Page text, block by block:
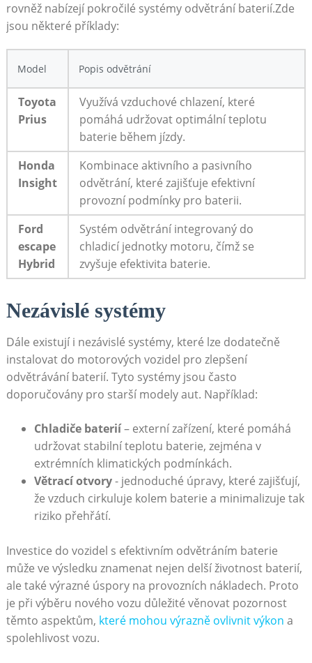
rovněž nabízejí pokročilé systémy ​odvětrání baterií.Zde‌
jsou některé příklady:
Model Popis odvětrání
Toyota
Prius
Využívá vzduchové chlazení, které
pomáhá udržovat optimální teplotu
baterie během jízdy.
Honda
Insight
Kombinace aktivního a pasivního
odvětrání, které zajišťuje efektivní
provozní podmínky pro baterii.
Ford
escape
Hybrid
Systém odvětrání integrovaný do
chladicí⁢ jednotky⁣ motoru, čímž se
zvyšuje efektivita baterie.
Nezávislé systémy
Dále existují i nezávislé systémy, které lze dodatečně
instalovat do motorových vozidel pro zlepšení
odvětrávání baterií. Tyto systémy‍ jsou⁢ často
doporučovány pro starší modely aut. Například:
Chladiče ‍baterií– externí zařízení, které⁤ pomáhá
udržovat ‌stabilní ‌teplotu baterie, zejména v
extrémních klimatických podmínkách.
Větrací otvory-⁤ jednoduché úpravy, které zajišťují,
že vzduch cirkuluje ‌kolem baterie a minimalizuje‌ tak
riziko přehřátí.
Investice do vozidel s efektivním odvětráním baterie
může⁢ ve výsledku znamenat nejen delší životnost baterií,
ale také výrazné úspory na provozních nákladech. Proto
je při výběru nového vozu důležité věnovat pozornost
těmto aspektům, které mohou výrazně ovlivnit výkon a
spolehlivost vozu.